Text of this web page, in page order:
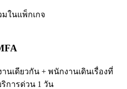
มในแพ็กเกจ
นเดียวกัน + พนักงานเดินเรื่องที่
การด่วน 1 วัน